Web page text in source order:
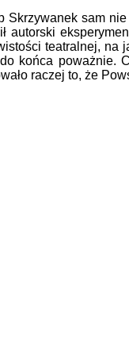
sam
teatralnej, na
końca
raczej to, że